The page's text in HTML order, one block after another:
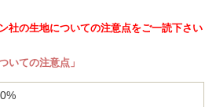
社の生地についての注意点をご一読下さい
いての注意点」